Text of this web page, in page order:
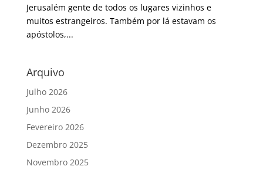
Jerusalém gente de todos os lugares vizinhos e
muitos estrangeiros. Também por lá estavam os
apóstolos,...
Arquivo
Julho 2026
Junho 2026
Fevereiro 2026
Dezembro 2025
Novembro 2025